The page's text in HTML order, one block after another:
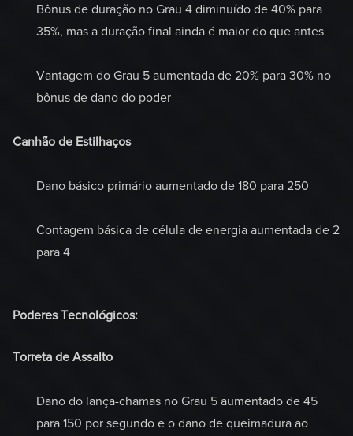
Bônus de duração no Grau 4 diminuído de 40% para
35%, mas a duração final ainda é maior do que antes
Vantagem do Grau 5 aumentada de 20% para 30% no
bônus de dano do poder
Canhão de Estilhaços
Dano básico primário aumentado de 180 para 250
Contagem básica de célula de energia aumentada de 2
para 4
Poderes Tecnológicos:
Torreta de Assalto
Dano do lança-chamas no Grau 5 aumentado de 45
para 150 por segundo e o dano de queimadura ao